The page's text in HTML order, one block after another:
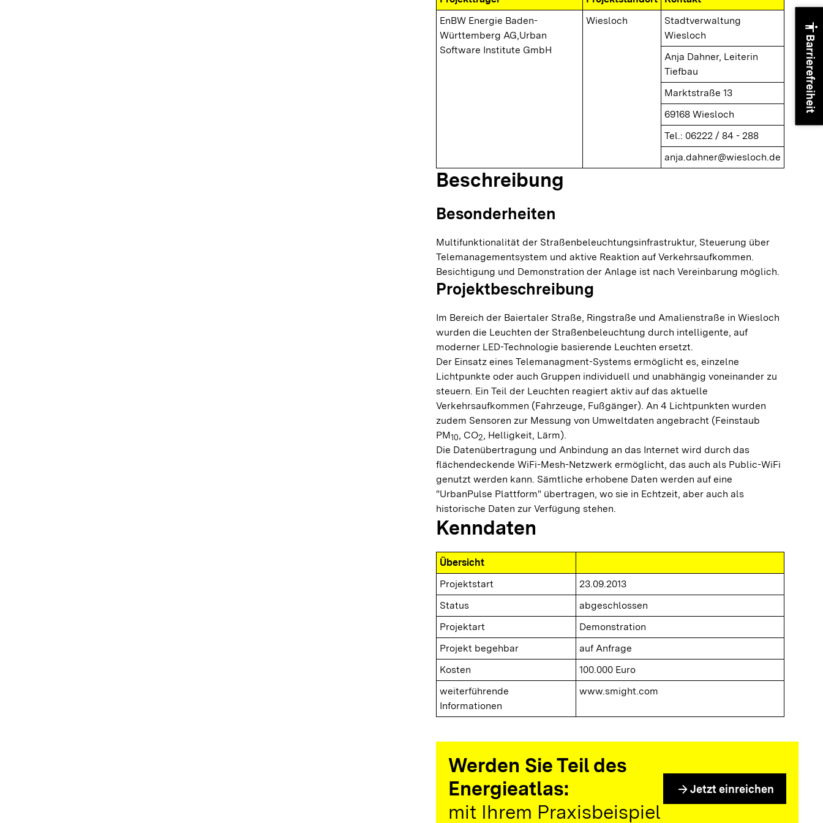
EnBW Energie Baden-
Württemberg AG,Urban
Software Institute GmbH
Wiesloch
Stadtverwaltung
Wiesloch
Anja Dahner, Leiterin
Tiefbau
Marktstraße 13
69168 Wiesloch
Tel.: 06222 / 84 - 288
anja.dahner@wiesloch.de
Beschreibung
Besonderheiten
Multifunktionalität der Straßenbeleuchtungsinfrastruktur, Steuerung über
Telemanagementsystem und aktive Reaktion auf Verkehrsaufkommen.
Besichtigung und Demonstration der Anlage ist nach Vereinbarung möglich.
Projektbeschreibung
Im Bereich der Baiertaler Straße, Ringstraße und Amalienstraße in Wiesloch
wurden die Leuchten der Straßenbeleuchtung durch intelligente, auf
moderner LED-Technologie basierende Leuchten ersetzt.
Der Einsatz eines Telemanagment-Systems ermöglicht es, einzelne
Lichtpunkte oder auch Gruppen individuell und unabhängig voneinander zu
steuern. Ein Teil der Leuchten reagiert aktiv auf das aktuelle
Verkehrsaufkommen (Fahrzeuge, Fußgänger). An 4 Lichtpunkten wurden
zudem Sensoren zur Messung von Umweltdaten angebracht (Feinstaub
PM10, CO2, Helligkeit, Lärm).
Die Datenübertragung und Anbindung an das Internet wird durch das
flächendeckende WiFi-Mesh-Netzwerk ermöglicht, das auch als Public-WiFi
genutzt werden kann. Sämtliche erhobene Daten werden auf eine
"UrbanPulse Plattform" übertragen, wo sie in Echtzeit, aber auch als
historische Daten zur Verfügung stehen.
Kenndaten
Übersicht
Projektstart
23.09.2013
Status
abgeschlossen
Projektart
Demonstration
Projekt begehbar
auf Anfrage
Kosten
100.000 Euro
weiterführende
Informationen
www.smight.com
Werden Sie Teil des
Energieatlas:
mit Ihrem Praxisbeispiel
arrow_forward Jetzt einreichen
accessibility
Barrierefreiheit